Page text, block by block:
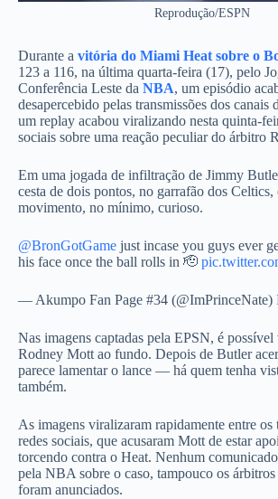
Reprodução/ESPN
Durante a vitória do Miami Heat sobre o
123 a 116, na última quarta-feira (17), pelo
Conferência Leste da NBA, um episódio
desapercebido pelas transmissões dos canais
um replay acabou viralizando nesta quinta-
sociais sobre uma reação peculiar do árbitro
Em uma jogada de infiltração de Jimmy
cesta de dois pontos, no garrafão dos
movimento, no mínimo, curioso.
@BronGotGame just incase you guys ever
his face once the ball rolls in 🫡
— Akumpo Fan Page #34 (@ImPrinceNate)
Nas imagens captadas pela EPSN, é
Rodney Mott ao fundo. Depois de Butler
parece lamentar o lance — há quem tenha
também.
As imagens viralizaram rapidamente entre os
redes sociais, que acusaram Mott de estar
torcendo contra o Heat. Nenhum
pela NBA sobre o caso, tampouco os
foram anunciados.